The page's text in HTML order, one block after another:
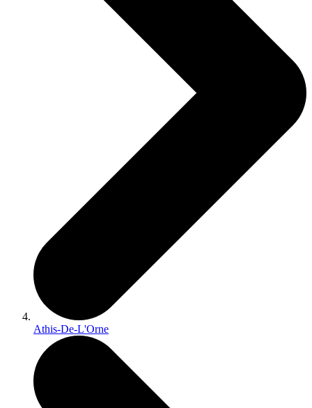
Athis-De-L'Orne